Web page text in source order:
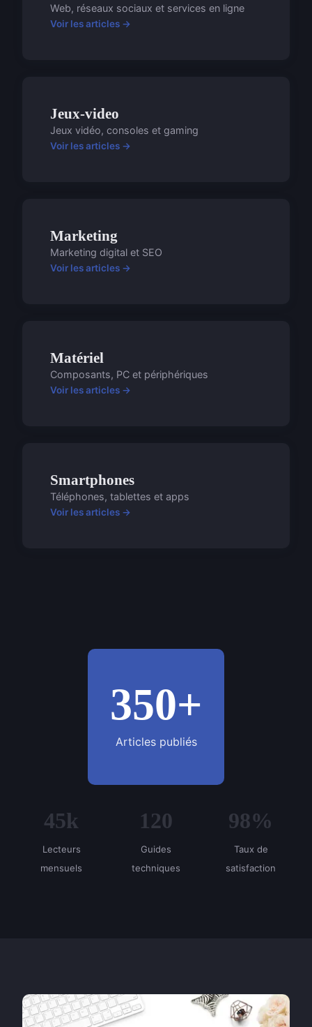
Web, réseaux sociaux et services en ligne
Voir les articles →
Jeux-video
Jeux vidéo, consoles et gaming
Voir les articles →
Marketing
Marketing digital et SEO
Voir les articles →
Matériel
Composants, PC et périphériques
Voir les articles →
Smartphones
Téléphones, tablettes et apps
Voir les articles →
350+
Articles publiés
45k
Lecteurs
mensuels
120
Guides
techniques
98%
Taux de
satisfaction